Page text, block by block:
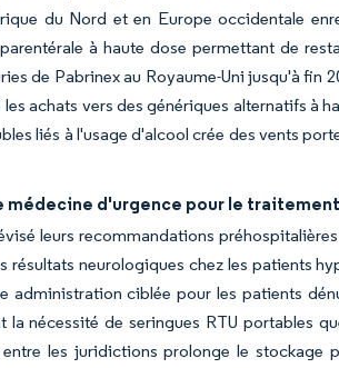
du Nord et en Europe occidentale
à haute dose permettant de
de Pabrinex au Royaume-Uni jusqu'à
achats vers des génériques alternatifs à
liés à l'usage d'alcool crée des vents
médecine d'urgence pour le
leurs recommandations
résultats neurologiques chez les patients
administration ciblée pour les patients
nécessité de seringues RTU portables
les juridictions prolonge le stockage